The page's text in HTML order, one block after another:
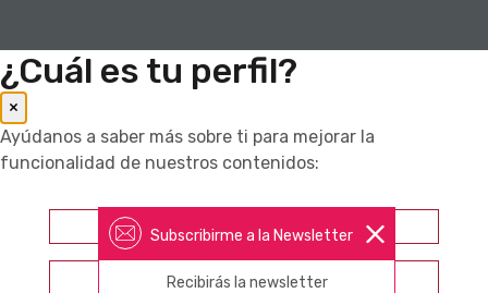
Subscribirme a la Newsletter
Recibirás la newsletter
¿Cuál es tu perfil?
×
Ayúdanos a saber más sobre ti para mejorar la
funcionalidad de nuestros contenidos:
Farmacéutico
Otros profesionales sanitarios